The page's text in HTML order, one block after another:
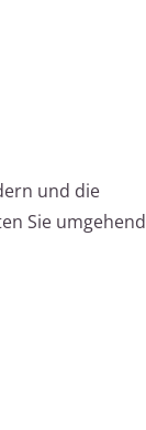
und die
Sie umgehend